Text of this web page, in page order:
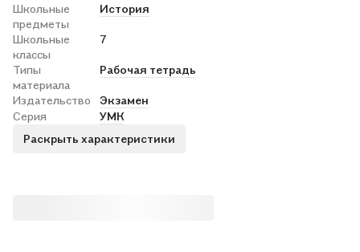
Школьные
предметы
История
Школьные
классы
7
Типы
материала
Рабочая тетрадь
Издательство
Экзамен
Серия
УМК
Раскрыть характеристики